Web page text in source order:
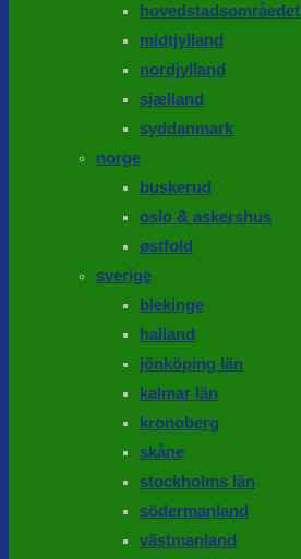
hovedstadsområedet
midtjylland
nordjylland
sjælland
syddanmark
norge
buskerud
oslo & askershus
østfold
sverige
blekinge
halland
jönköping län
kalmar län
kronoberg
skåne
stockholms län
södermanland
västmanland